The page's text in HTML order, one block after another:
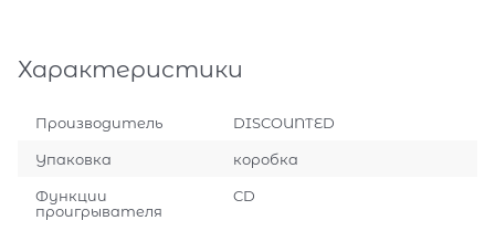
Характеристики
Производитель DISCOUNTED
Упаковка коробка
Функции
проигрывателя
CD